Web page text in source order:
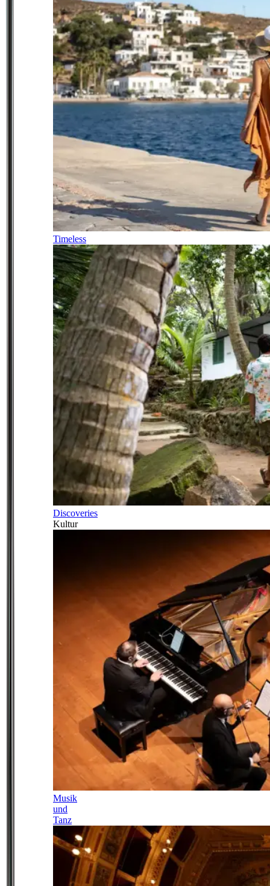
Timeless
Discoveries
Kultur
Musik
und
Tanz